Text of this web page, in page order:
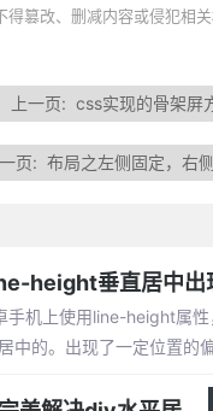
得篡改、删减内容或侵犯相
上一页: css实现的骨架屏
页: 布局之左侧固定，右
手机上使用line-height属
中的。出现了一定位置的